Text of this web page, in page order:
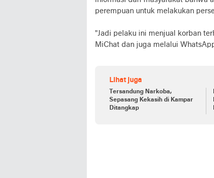
perempuan untuk melakukan
"Jadi pelaku ini menjual korban
MiChat dan juga melalui
Lihat juga
Tersandung Narkoba,
Sepasang Kekasih di Kampar
Ditangkap